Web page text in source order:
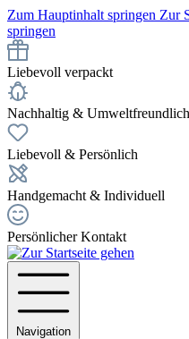
Zum Hauptinhalt springen Zur
springen
Liebevoll verpackt
Nachhaltig & Umweltfreundlich
Liebevoll & Persönlich
Handgemacht & Individuell
Persönlicher Kontakt
Navigation